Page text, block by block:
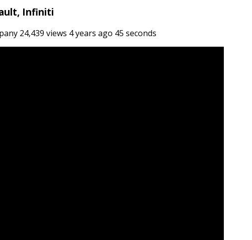
Infiniti
24,439 views 4 years ago 45 seconds